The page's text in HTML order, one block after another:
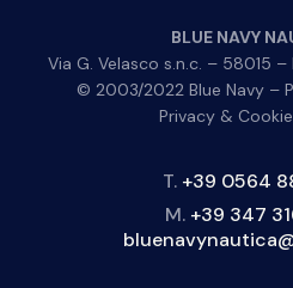
BLUE NAVY
Via G. Velasco s.n.c. – 58015
© 2003/2022 Blue Navy –
Privacy &
T. +39 0564
M. +39 347